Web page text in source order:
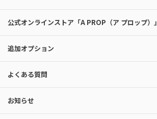
公式オンラインストア「A PROP（ア プロップ）」
追加オプション
よくある質問
お知らせ